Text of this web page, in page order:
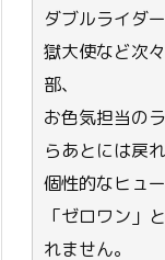
ダブルライダ
獄大使など次
部、
お色気担当の
らあとには戻
個性的なヒュ
「ゼロワン」
れません。